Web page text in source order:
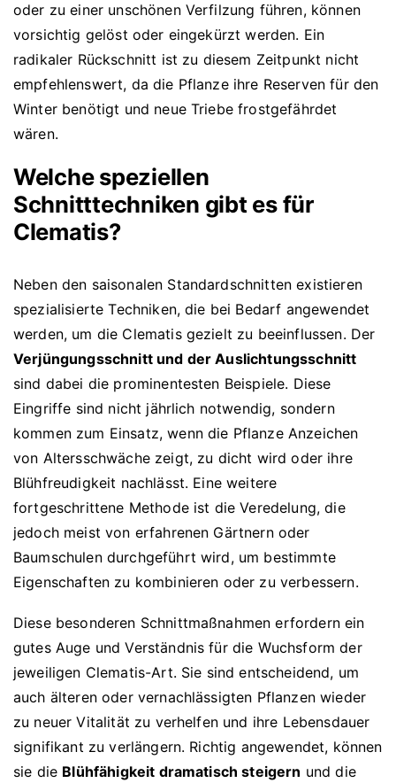
oder zu einer unschönen Verfilzung führen, können
vorsichtig gelöst oder eingekürzt werden. Ein
radikaler Rückschnitt ist zu diesem Zeitpunkt nicht
empfehlenswert, da die Pflanze ihre Reserven für den
Winter benötigt und neue Triebe frostgefährdet
wären.
Welche speziellen
Schnitttechniken gibt es für
Clematis?
Neben den saisonalen Standardschnitten existieren
spezialisierte Techniken, die bei Bedarf angewendet
werden, um die Clematis gezielt zu beeinflussen. Der
Verjüngungsschnitt und der Auslichtungsschnitt
sind dabei die prominentesten Beispiele. Diese
Eingriffe sind nicht jährlich notwendig, sondern
kommen zum Einsatz, wenn die Pflanze Anzeichen
von Altersschwäche zeigt, zu dicht wird oder ihre
Blühfreudigkeit nachlässt. Eine weitere
fortgeschrittene Methode ist die Veredelung, die
jedoch meist von erfahrenen Gärtnern oder
Baumschulen durchgeführt wird, um bestimmte
Eigenschaften zu kombinieren oder zu verbessern.
Diese besonderen Schnittmaßnahmen erfordern ein
gutes Auge und Verständnis für die Wuchsform der
jeweiligen Clematis-Art. Sie sind entscheidend, um
auch älteren oder vernachlässigten Pflanzen wieder
zu neuer Vitalität zu verhelfen und ihre Lebensdauer
signifikant zu verlängern. Richtig angewendet, können
sie die Blühfähigkeit dramatisch steigern und die